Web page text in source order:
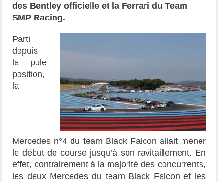
des Bentley officielle et la Ferrari du Team
SMP Racing.
Parti
depuis
la pole
position,
la
Mercedes n°4 du team Black Falcon allait mener
le début de course jusqu’à son ravitaillement. En
effet, contrairement à la majorité des concurrents,
les deux Mercedes du team Black Falcon et les